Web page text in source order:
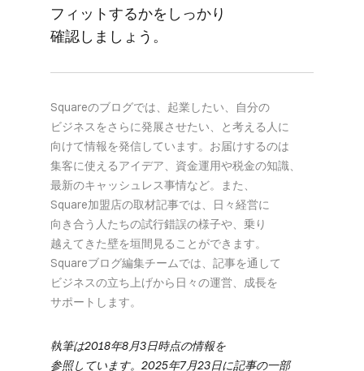
フィットするかを​しっかり​
確認しましょう。
Squareの​ブログでは、​起業したい、​自分の​
ビジネスを​さらに​発展させたい、と​考える​人に​
向けて​情報を​発信しています。​お届けするのは​
集客に​使える​アイデア、​資金運用や​税金の​知識、​
最新の​キャッシュレス事情など。​また、​
Square加盟店の​取材記事では、​日々​経営に​
向き合う​人たちの​試行錯誤の​様子や、​乗り​
越えてきた壁を​垣間見る​ことができます。​
Squareブログ編集チームでは、​記事を​通して​
ビジネスの​立ち上げから​日々の​運営、​成長を​
サポートします。
執筆は​2018年8月3日時点の​情報を​
参照しています。​2025年7月23日に​記事の​一部​